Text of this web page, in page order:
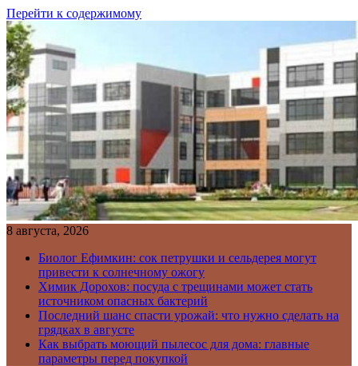
Перейти к содержимому
8 августа, 2026
Биолог Ефимкин: сок петрушки и сельдерея могут
привести к солнечному ожогу
Химик Дорохов: посуда с трещинами может стать
источником опасных бактерий
Последний шанс спасти урожай: что нужно сделать на
грядках в августе
Как выбрать моющий пылесос для дома: главные
параметры перед покупкой